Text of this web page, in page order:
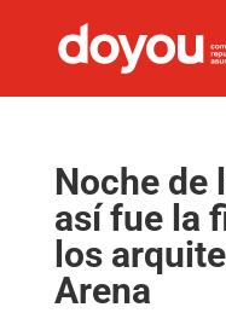
Noche de
así fue la
los
Arena